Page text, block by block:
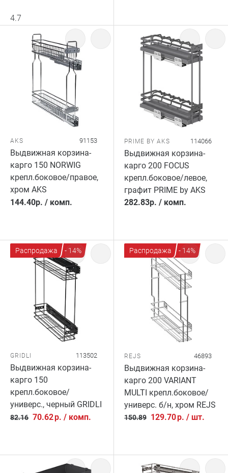
4.7
AKS 91153
Выдвижная корзина-
карго 150 NORWIG
крепл.боковое/правое,
хром AKS
144.40р. / комп.
PRIME BY AKS 114066
Выдвижная корзина-
карго 200 FOCUS
крепл.боковое/левое,
графит PRIME by AKS
282.83р. / комп.
Распродажа - 14%
GRIDLI 113502
Выдвижная корзина-
карго 150
крепл.боковое/
универс., черный GRIDLI
82.16 70.62р. / комп.
Распродажа - 14%
REJS 46893
Выдвижная корзина-
карго 200 VARIANT
MULTI крепл.боковое/
универс. б/н, хром REJS
150.89 129.70р. / шт.